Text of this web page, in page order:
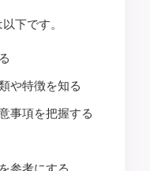
下です。
や特徴を知る
事項を把握する